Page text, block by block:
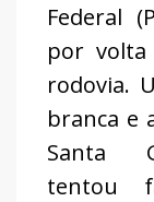
Federal
por
rodovia.
branca e
Santa
tentou